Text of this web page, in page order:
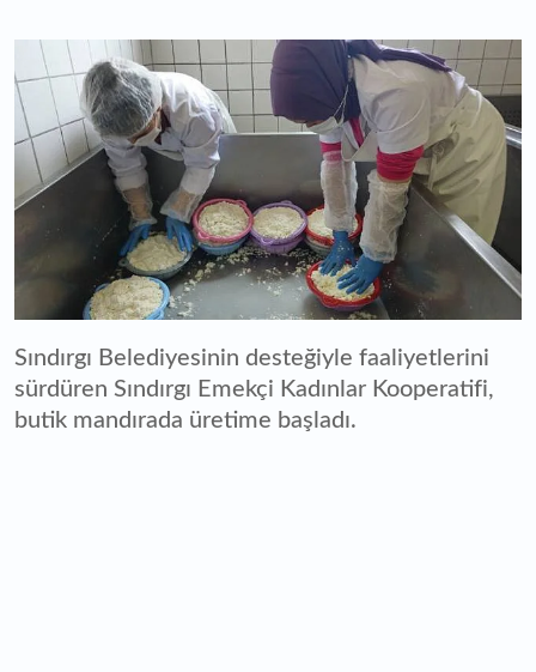
Sındırgı Belediyesinin desteğiyle faaliyetlerini
sürdüren Sındırgı Emekçi Kadınlar Kooperatifi,
butik mandırada üretime başladı.